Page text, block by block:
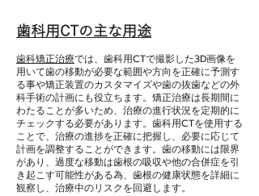
歯科用CTの主な用途
歯科矯正治療では、歯科用CTで撮影した3D画像を
用いて歯の移動が必要な範囲や方向を正確に予測す
る事や矯正装置のカスタマイズや歯の抜歯などの外
科手術の計画にも役立ちます。矯正治療は長期間に
わたることが多いため、治療の進行状況を定期的に
チェックする必要があります。歯科用CTを使用する
ことで、治療の進捗を正確に把握し、必要に応じて
計画を調整することができます。歯の移動には限界
があり、過度な移動は歯根の吸収や他の合併症を引
き起こす可能性がある為、歯根の健康状態を詳細に
観察し、治療中のリスクを回避します。